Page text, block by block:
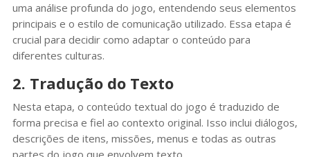
uma análise profunda do jogo, entendendo seus elementos
principais e o estilo de comunicação utilizado. Essa etapa é
crucial para decidir como adaptar o conteúdo para
diferentes culturas.
2. Tradução do Texto
Nesta etapa, o conteúdo textual do jogo é traduzido de
forma precisa e fiel ao contexto original. Isso inclui diálogos,
descrições de itens, missões, menus e todas as outras